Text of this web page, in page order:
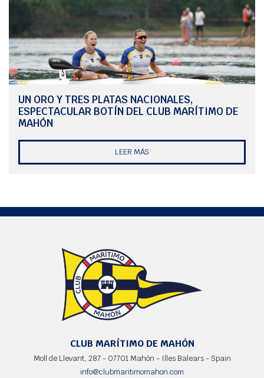
UN ORO Y TRES PLATAS NACIONALES,
ESPECTACULAR BOTÍN DEL CLUB MARÍTIMO DE
MAHÓN
LEER MÁS
CLUB MARÍTIMO DE MAHÓN
Moll de Llevant, 287 - 07701 Mahón - Illes Balears - Spain
info@clubmaritimomahon.com